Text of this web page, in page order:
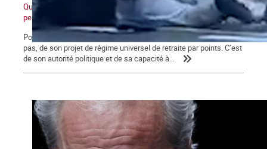
Quand ceux d'en bas ne veulent plus et que ceux d'en haut ne
peuvent plus
Pour Macron, ce qui se joue aujourd’hui va au-delà de l’avenir, ou
pas, de son projet de régime universel de retraite par points. C’est
de son autorité politique et de sa capacité à...